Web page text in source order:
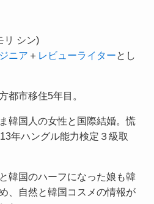
リ シン)
ニア ＋ レビューライターとし
都市移住5年目。
韓国人の女性と国際結婚。慌
年ハングル能力検定３級取
韓国のハーフになった娘も韓
、自然と韓国コスメの情報が